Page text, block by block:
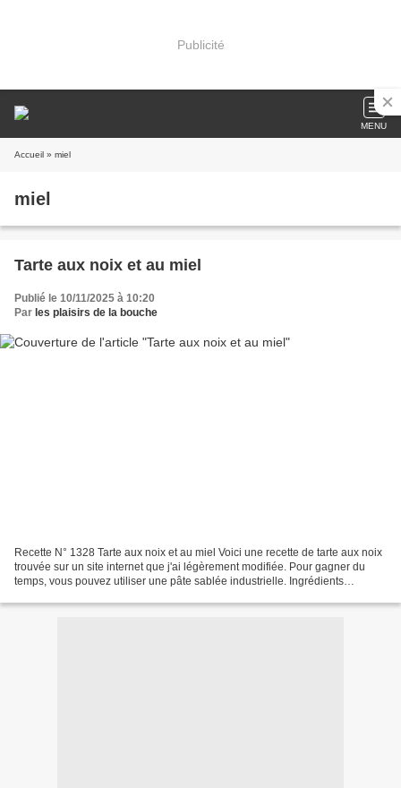
Publicité
MENU
Accueil » miel
miel
Tarte aux noix et au miel
Publié le 10/11/2025 à 10:20
Par les plaisirs de la bouche
Recette N° 1328 Tarte aux noix et au miel Voici une recette de tarte aux noix
trouvée sur un site internet que j'ai légèrement modifiée. Pour gagner du
temps, vous pouvez utiliser une pâte sablée industrielle. Ingrédients